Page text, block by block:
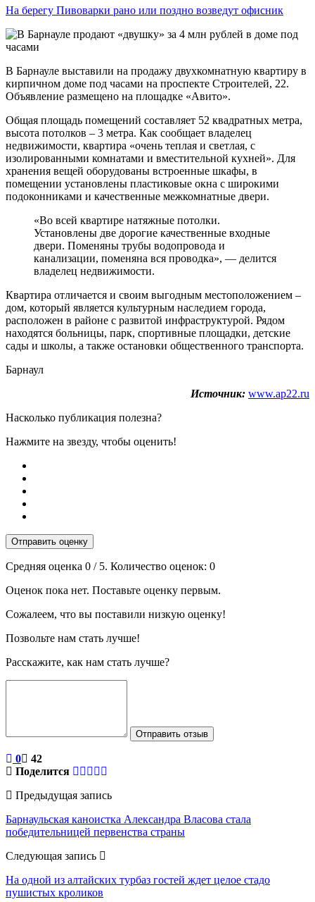
На берегу Пивоварки рано или поздно возведут офисник
В Барнауле выставили на продажу двухкомнатную квартиру в
кирпичном доме под часами на проспекте Строителей, 22.
Объявление размещено на площадке «Авито».
Общая площадь помещений составляет 52 квадратных метра,
высота потолков – 3 метра. Как сообщает владелец
недвижимости, квартира «очень теплая и светлая, с
изолированными комнатами и вместительной кухней». Для
хранения вещей оборудованы встроенные шкафы, в
помещении установлены пластиковые окна с широкими
подоконниками и качественные межкомнатные двери.
«Во всей квартире натяжные потолки.
Установлены две дорогие качественные входные
двери. Поменяны трубы водопровода и
канализации, поменяна вся проводка», — делится
владелец недвижимости.
Квартира отличается и своим выгодным местоположением –
дом, который является культурным наследием города,
расположен в районе с развитой инфраструктурой. Рядом
находятся больницы, парк, спортивные площадки, детские
сады и школы, а также остановки общественного транспорта.
Барнаул
Источник: www.ap22.ru
Насколько публикация полезна?
Нажмите на звезду, чтобы оценить!
Отправить оценку
Средняя оценка 0 / 5. Количество оценок: 0
Оценок пока нет. Поставьте оценку первым.
Сожалеем, что вы поставили низкую оценку!
Позвольте нам стать лучше!
Расскажите, как нам стать лучше?
Отправить отзыв
0
42
Поделится
Предыдущая запись
Барнаульская каноистка Александра Власова стала
победительницей первенства страны
Следующая запись
На одной из алтайских турбаз гостей ждет целое стадо
пушистых кроликов